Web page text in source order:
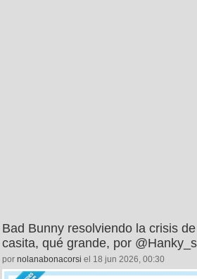
Bad Bunny resolviendo la crisis
casita, qué grande, por
por nolanabonacorsi el 18 jun 2026, 00:30